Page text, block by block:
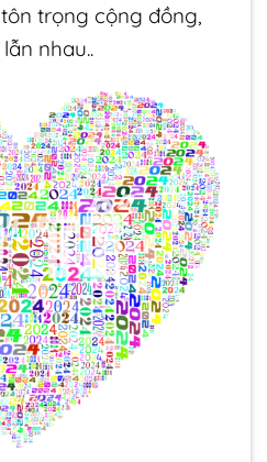
trọng cộng đồng,
nhau..